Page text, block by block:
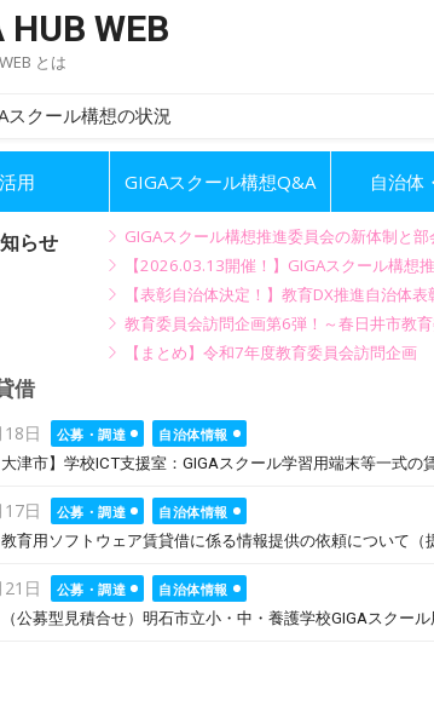
HUB WEB
とは
スクール構想の状況
活用 GIGAスクール構想Q&A 自治体
らせ
GIGAスクール構想推進委員会の新体制と
【2026.03.13開催！】GIGAスクール構想
【表彰自治体決定！】教育DX推進自治体
教育委員会訪問企画第6弾！～春日井市教
【まとめ】令和7年度教育委員会訪問企画
借
日 公募・調達
自治体情報
津市】学校ICT支援室：GIGAスクール学習用端末等一式の
日 公募・調達
自治体情報
教育用ソフトウェア賃貸借に係る情報提供の依頼について（
日 公募・調達
自治体情報
（公募型見積合せ）明石市立小・中・養護学校GIGAスクー